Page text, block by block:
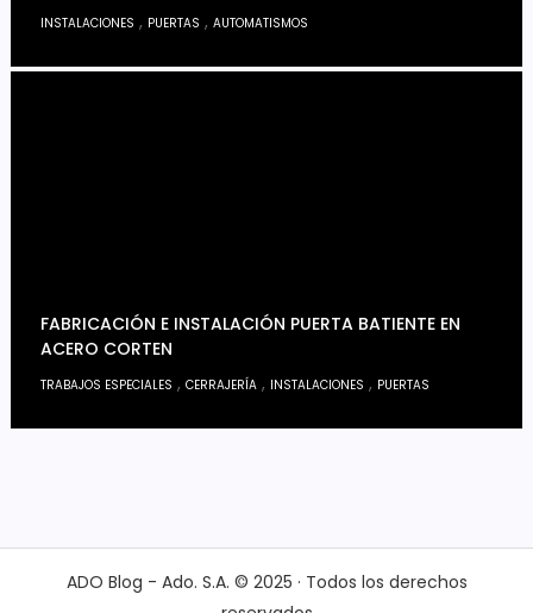
INSTALACIONES , PUERTAS ,AUTOMATISMOS
FABRICACIÓN E INSTALACIÓN PUERTA BATIENTE EN
ACERO CORTEN
TRABAJOS ESPECIALES ,CERRAJERÍA , INSTALACIONES , PUERTAS
ADO Blog - Ado. S.A. © 2025 · Todos los derechos